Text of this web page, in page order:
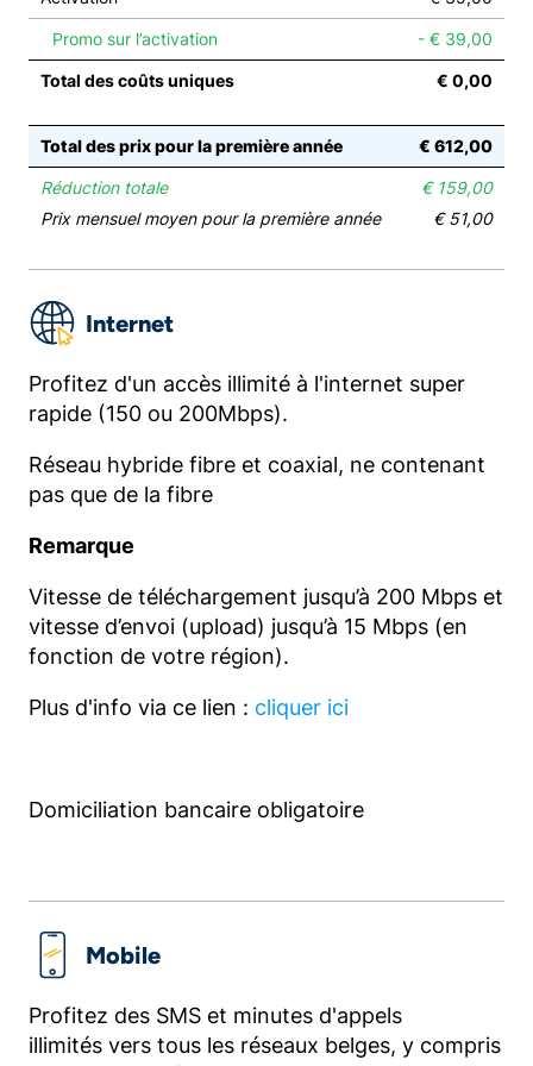
Promo sur l’activation - € 39,00
Total des coûts uniques € 0,00
Total des prix pour la première année € 612,00
Réduction totale
€ 159,00
Prix mensuel moyen pour la première année
€ 51,00
Internet
Profitez d'un accès illimité à l'internet super
rapide (150 ou 200Mbps).
Réseau hybride fibre et coaxial, ne contenant
pas que de la fibre
Remarque
Vitesse de téléchargement jusqu’à 200 Mbps et
vitesse d’envoi (upload) jusqu’à 15 Mbps (en
fonction de votre région).
Plus d'info via ce lien : cliquer ici
Domiciliation bancaire obligatoire
Mobile
Profitez des SMS et minutes d'appels
illimités vers tous les réseaux belges, y compris